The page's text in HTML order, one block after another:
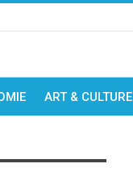
ART & CULTURE